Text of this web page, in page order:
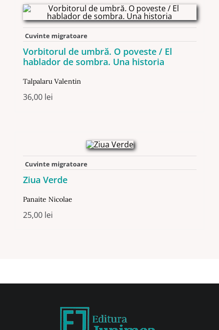
Cuvinte migratoare
Vorbitorul de umbră. O poveste / El
hablador de sombra. Una historia
Talpalaru Valentin
36,00 lei
Cuvinte migratoare
Ziua Verde
Panaite Nicolae
25,00 lei